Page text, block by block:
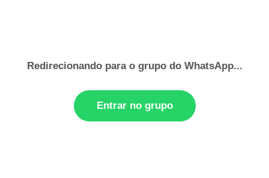
Redirecionando para o grupo do WhatsApp...
Entrar no grupo